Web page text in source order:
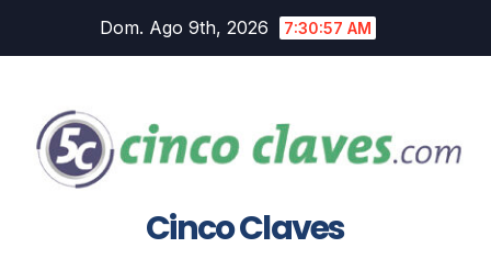
Dom. Ago 9th, 2026 7:30:58 AM
Cinco Claves